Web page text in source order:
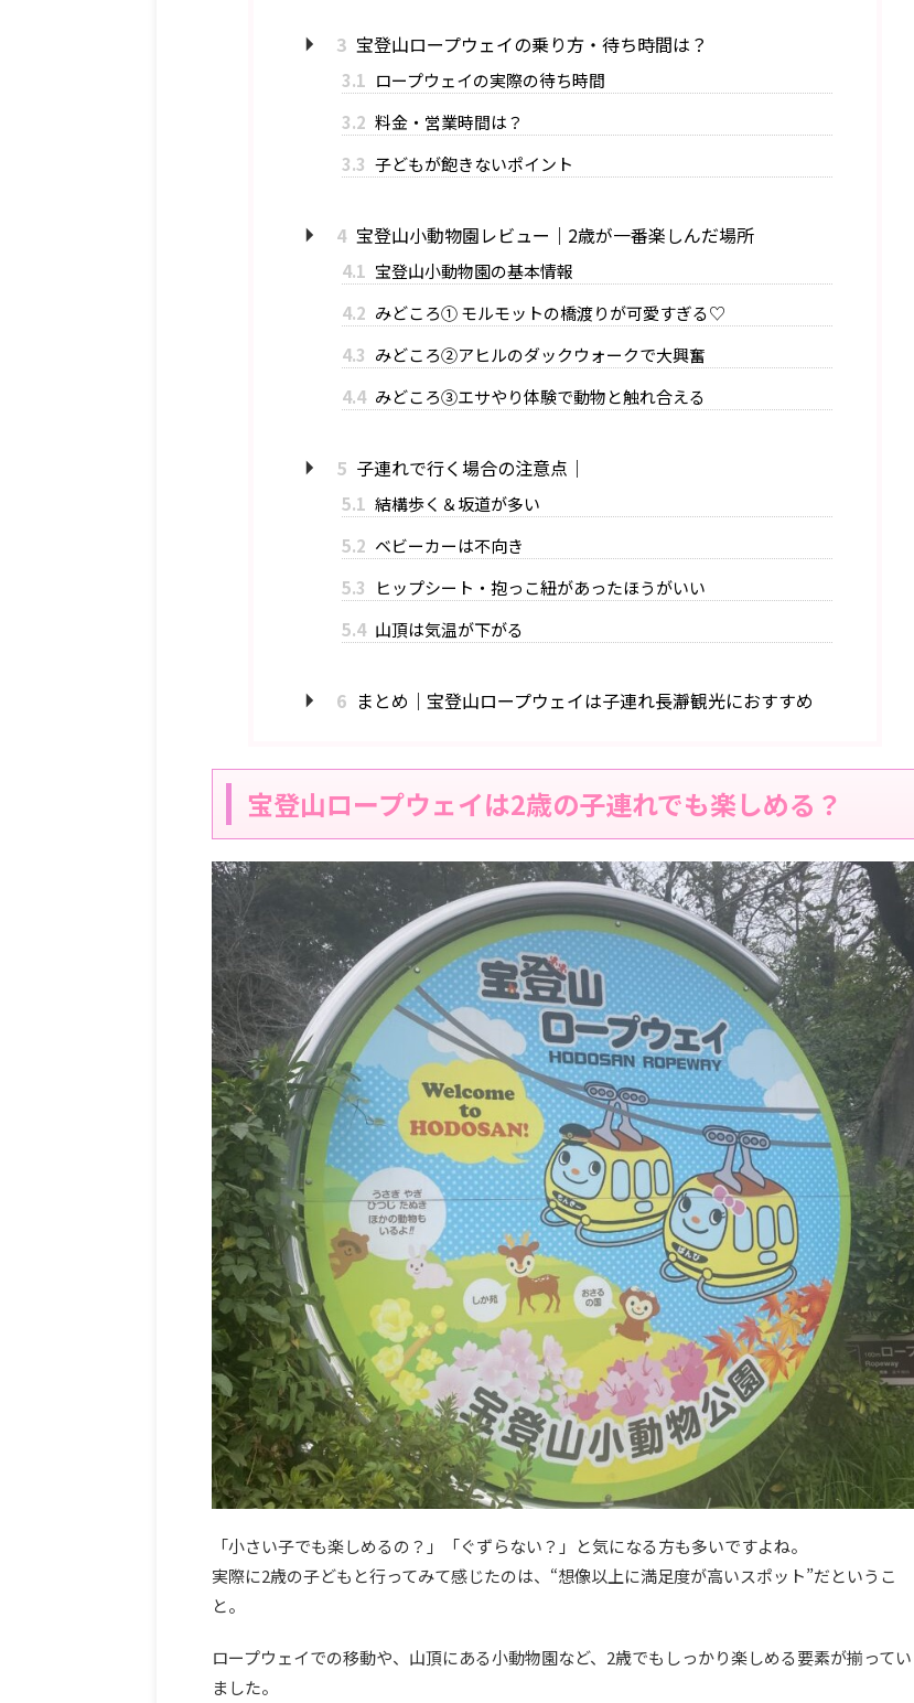
3 宝登山ロープウェイの乗り方・待ち時間は？
3.1 ロープウェイの実際の待ち時間
3.2 料金・営業時間は？
3.3 子どもが飽きないポイント
4 宝登山小動物園レビュー｜2歳が一番楽しんだ場所
4.1 宝登山小動物園の基本情報
4.2 みどころ① モルモットの橋渡りが可愛すぎる♡
4.3 みどころ②アヒルのダックウォークで大興奮
4.4 みどころ③エサやり体験で動物と触れ合える
5 子連れで行く場合の注意点｜
5.1 結構歩く＆坂道が多い
5.2 ベビーカーは不向き
5.3
ヒップシート・抱っこ紐があったほうがいい
5.4 山頂は気温が下がる
6 まとめ｜宝登山ロープウェイは子連れ長瀞観光におすすめ
宝登山ロープウェイは2歳の子連れでも楽しめる？
「小さい子でも楽しめるの？」「ぐずらない？」と気になる方も多いですよね。
実際に2歳の子どもと行ってみて感じたのは、“想像以上に満足度が高いスポット”だというこ
と。
ロープウェイでの移動や、山頂にある小動物園など、2歳でもしっかり楽しめる要素が揃ってい
ました。